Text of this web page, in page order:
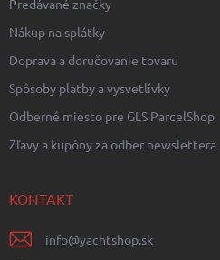
Predávané značky
Nákup na splátky
Doprava a doručovanie tovaru
Spôsoby platby a vysvetlívky
Odberné miesto pre GLS ParcelShop
Zľavy a kupóny za odber newslettera
KONTAKT
info@yachtshop.sk